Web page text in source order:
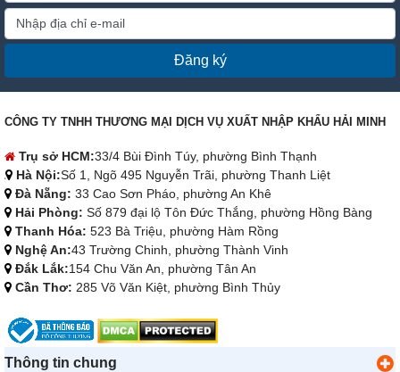
Đăng ký
CÔNG TY TNHH THƯƠNG MẠI DỊCH VỤ XUẤT NHẬP KHẨU HẢI MINH
Trụ sở HCM:33/4 Bùi Đình Túy, phường Bình Thạnh
Hà Nội:Số 1, Ngõ 495 Nguyễn Trãi, phường Thanh Liệt
Đà Nẵng: 33 Cao Sơn Pháo, phường An Khê
Hải Phòng: Số 879 đại lộ Tôn Đức Thắng, phường Hồng Bàng
Thanh Hóa: 523 Bà Triệu, phường Hàm Rồng
Nghệ An:43 Trường Chinh, phường Thành Vinh
Đắk Lắk:154 Chu Văn An, phường Tân An
Cần Thơ: 285 Võ Văn Kiệt, phường Bình Thủy
Thông tin chung